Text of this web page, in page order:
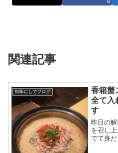
関連記事
旬味にしでブログ
香箱
全て入
す
昨日の
を召し
でて身